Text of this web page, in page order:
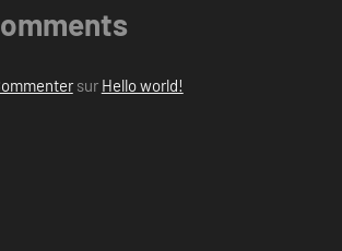
sur Hello world!